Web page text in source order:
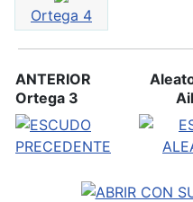
Ortega 4
ANTERIOR
Ortega 3